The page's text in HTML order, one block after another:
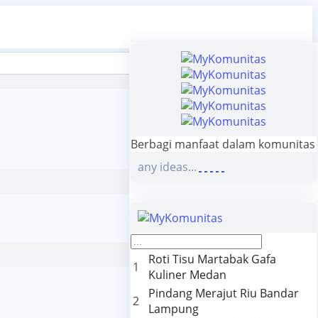
Berbagi manfaat dalam komunitas
any ideas...
1
Roti Tisu Martabak Gafa
Kuliner Medan
2
Pindang Merajut Riu Bandar
Lampung